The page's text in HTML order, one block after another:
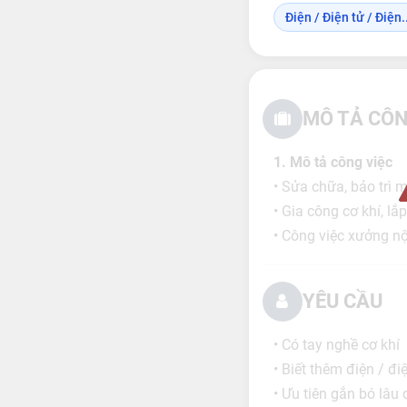
Điện / Điện tử /
MÔ TẢ
1. Mô tả công việc
• Sửa chữa, bảo trì
• Gia công cơ khí,
• Công việc xưởng
YÊU CẦU
• Có tay nghề cơ khí
• Biết thêm điện /
• Ưu tiên gắn bó lâu